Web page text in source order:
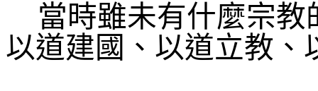
當時雖未有什麼宗
以道建國、以道立教、